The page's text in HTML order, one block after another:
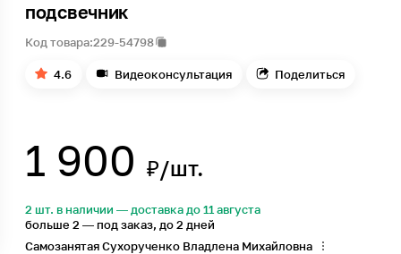
подсвечник
Код товара:229-54798
4.6 Видеоконсультация Поделиться
1 900 ₽/шт.
2 шт. в наличии — доставка до 11 августа
больше 2 — под заказ, до 2 дней
Самозанятая Сухорученко Владлена Михайловна